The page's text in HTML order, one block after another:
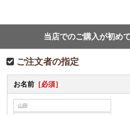
当店でのご購入が初め
ご注文者の指定
お名前 ［必須］